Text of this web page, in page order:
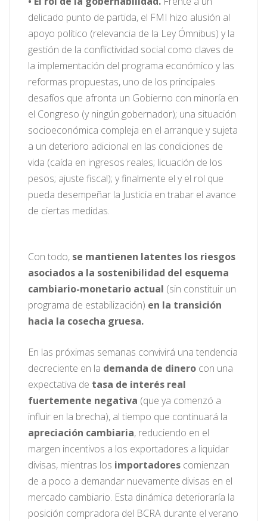
delicado punto de partida, el FMI hizo alusión al
apoyo político (relevancia de la Ley Ómnibus) y la
gestión de la conflictividad social como claves de
la implementación del programa económico y las
reformas propuestas, uno de los principales
desafíos que afronta un Gobierno con minoría en
el Congreso (y ningún gobernador); una situación
socioeconómica compleja en el arranque y sujeta
a un deterioro adicional en las condiciones de
vida (caída en ingresos reales; licuación de los
pesos; ajuste fiscal); y finalmente el y el rol que
pueda desempeñar la Justicia en trabar el avance
de ciertas medidas.
Con todo, se mantienen latentes los riesgos
asociados a la sostenibilidad del esquema
cambiario-monetario actual (sin constituir un
programa de estabilización) en la transición
hacia la cosecha gruesa.
En las próximas semanas convivirá una tendencia
decreciente en la demanda de dinero con una
expectativa de tasa de interés real
fuertemente negativa (que ya comenzó a
influir en la brecha), al tiempo que continuará la
apreciación cambiaria, reduciendo en el
margen incentivos a los exportadores a liquidar
divisas, mientras los importadores comienzan
de a poco a demandar nuevamente divisas en el
mercado cambiario. Esta dinámica deterioraría la
posición compradora del BCRA durante el verano